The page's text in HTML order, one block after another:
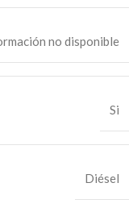
no disponible
Si
Diésel